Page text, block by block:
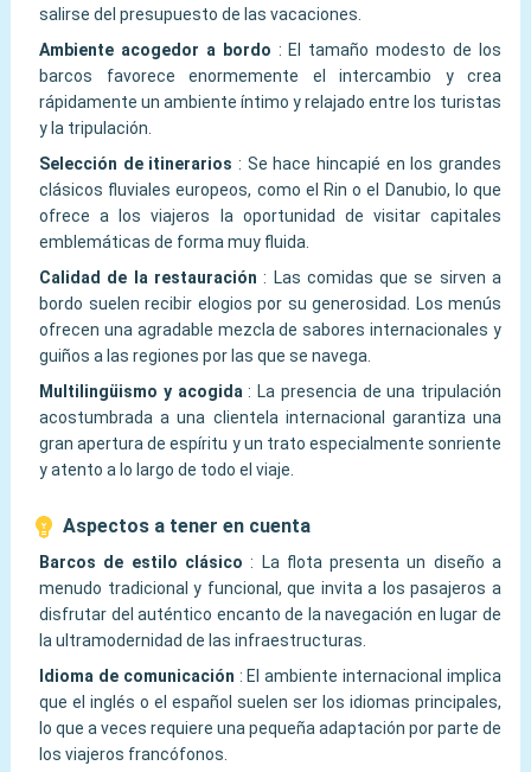
salirse del presupuesto de las vacaciones.
Ambiente acogedor a bordo : El tamaño modesto de los
barcos favorece enormemente el intercambio y crea
rápidamente un ambiente íntimo y relajado entre los turistas
y la tripulación.
Selección de itinerarios : Se hace hincapié en los grandes
clásicos fluviales europeos, como el Rin o el Danubio, lo que
ofrece a los viajeros la oportunidad de visitar capitales
emblemáticas de forma muy fluida.
Calidad de la restauración : Las comidas que se sirven a
bordo suelen recibir elogios por su generosidad. Los menús
ofrecen una agradable mezcla de sabores internacionales y
guiños a las regiones por las que se navega.
Multilingüismo y acogida : La presencia de una tripulación
acostumbrada a una clientela internacional garantiza una
gran apertura de espíritu y un trato especialmente sonriente
y atento a lo largo de todo el viaje.
️ Aspectos a tener en cuenta
Barcos de estilo clásico :
La flota presenta un diseño a
menudo tradicional y funcional, que invita a los pasajeros a
disfrutar del auténtico encanto de la navegación en lugar de
la ultramodernidad de las infraestructuras.
Idioma de comunicación : El ambiente internacional implica
que el inglés o el español suelen ser los idiomas principales,
lo que a veces requiere una pequeña adaptación por parte de
los viajeros francófonos.